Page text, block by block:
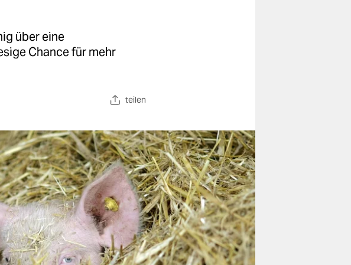
über eine
Chance für mehr
teilen